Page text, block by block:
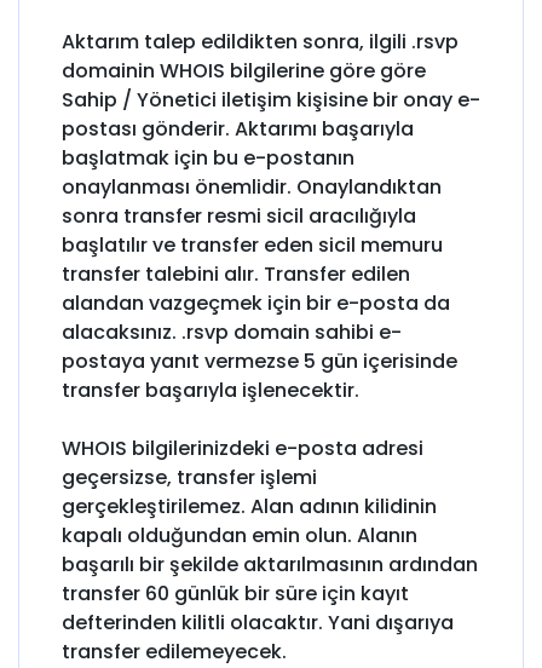
Aktarım talep edildikten sonra, ilgili .rsvp
domainin WHOIS bilgilerine göre göre
Sahip / Yönetici iletişim kişisine bir onay e-
postası gönderir. Aktarımı başarıyla
başlatmak için bu e-postanın
onaylanması önemlidir. Onaylandıktan
sonra transfer resmi sicil aracılığıyla
başlatılır ve transfer eden sicil memuru
transfer talebini alır. Transfer edilen
alandan vazgeçmek için bir e-posta da
alacaksınız. .rsvp domain sahibi e-
postaya yanıt vermezse 5 gün içerisinde
transfer başarıyla işlenecektir.
WHOIS bilgilerinizdeki e-posta adresi
geçersizse, transfer işlemi
gerçekleştirilemez. Alan adının kilidinin
kapalı olduğundan emin olun. Alanın
başarılı bir şekilde aktarılmasının ardından
transfer 60 günlük bir süre için kayıt
defterinden kilitli olacaktır. Yani dışarıya
transfer edilemeyecek.